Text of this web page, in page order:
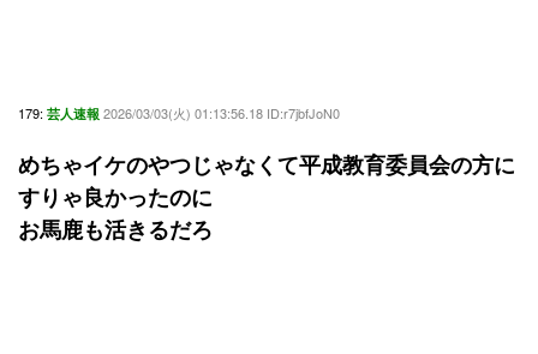
179: 芸人速報 2026/03/03(火) 01:13:56.18 ID:r7jbfJoN0
めちゃイケのやつじゃなくて平成教育委員会の方に
すりゃ良かったのに
お馬鹿も活きるだろ